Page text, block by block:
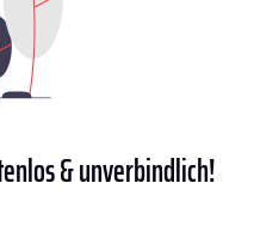
& unverbindlich!